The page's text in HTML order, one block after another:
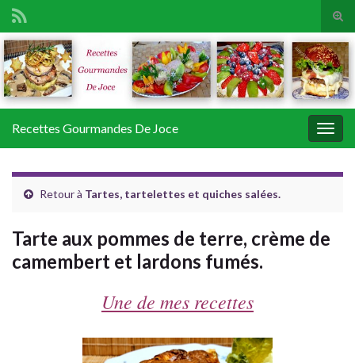
Search for:
Recettes Gourmandes De Joce
Retour à Tartes, tartelettes et quiches salées.
Tarte aux pommes de terre, crème de
camembert et lardons fumés.
Une de mes recettes